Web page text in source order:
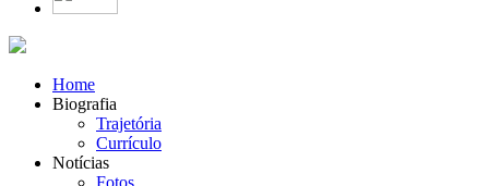
Home
Biografia
Trajetória
Currículo
Notícias